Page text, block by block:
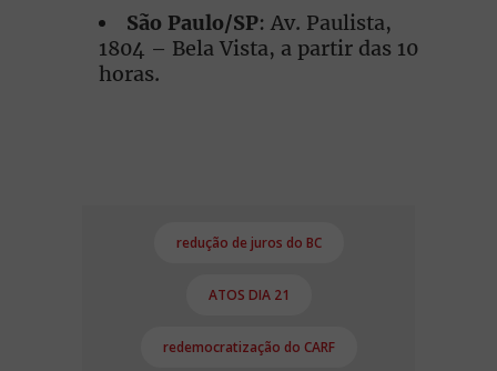
São Paulo/SP: Av. Paulista,
1804 – Bela Vista, a partir das 10
horas.
redução de juros do BC
ATOS DIA 21
redemocratização do CARF